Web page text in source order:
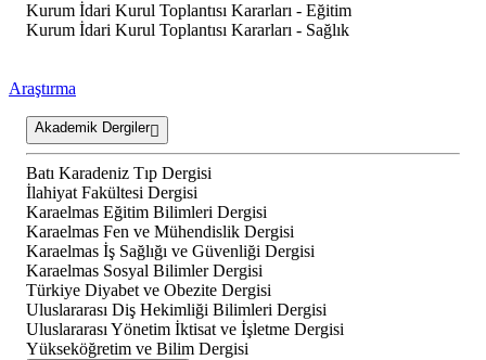
Kurum İdari Kurul Toplantısı Kararları - Eğitim
Kurum İdari Kurul Toplantısı Kararları - Sağlık
Araştırma
Akademik Dergiler
Batı Karadeniz Tıp Dergisi
İlahiyat Fakültesi Dergisi
Karaelmas Eğitim Bilimleri Dergisi
Karaelmas Fen ve Mühendislik Dergisi
Karaelmas İş Sağlığı ve Güvenliği Dergisi
Karaelmas Sosyal Bilimler Dergisi
Türkiye Diyabet ve Obezite Dergisi
Uluslararası Diş Hekimliği Bilimleri Dergisi
Uluslararası Yönetim İktisat ve İşletme Dergisi
Yükseköğretim ve Bilim Dergisi